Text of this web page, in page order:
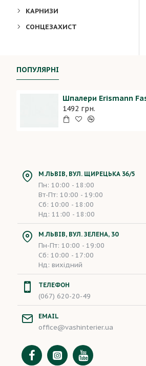
КАРНИЗИ
СОНЦЕЗАХИСТ
ПОПУЛЯРНІ
1492 грн.
М.ЛЬВІВ, ВУЛ. ЩИРЕЦЬКА 36/5
Пн: 10:00 - 18:00
Вт-Пт: 10:00 - 19:00
Сб: 10:00 - 18:00
Нд: 11:00 - 18:00
М.ЛЬВІВ, ВУЛ. ЗЕЛЕНА, 30
Пн-Пт: 10:00 - 19:00
Сб: 10:00 - 17:00
Нд: вихідний
ТЕЛЕФОН
(067) 620-20-49
EMAIL
office@vashinterier.ua